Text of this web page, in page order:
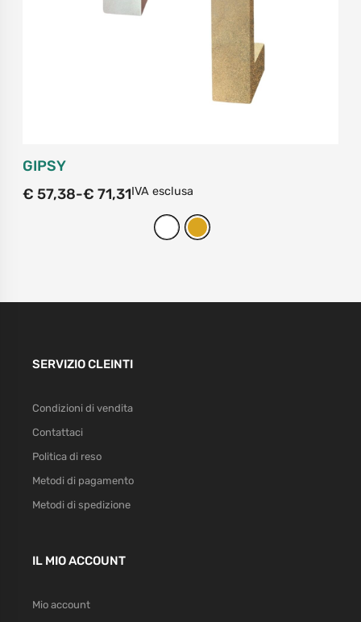
GIPSY
€ 57,38-€ 71,31IVA esclusa
SERVIZIO CLEINTI
Condizioni di vendita
Contattaci
Politica di reso
Metodi di pagamento
Metodi di spedizione
IL MIO ACCOUNT
Mio account